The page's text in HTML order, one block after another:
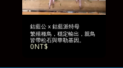
鈷藍公 x 鈷藍派特母
繁殖種鳥，穩定輸出，親鳥
皆帶松石與華勒基因。
0NT$